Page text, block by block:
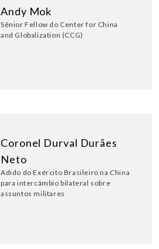
Andy Mok
Sênior Fellow do Center for China
and Globalization (CCG)
Coronel Durval Durães
Neto
Adido do Exército Brasileiro na China
para intercâmbio bilateral sobre
assuntos militares